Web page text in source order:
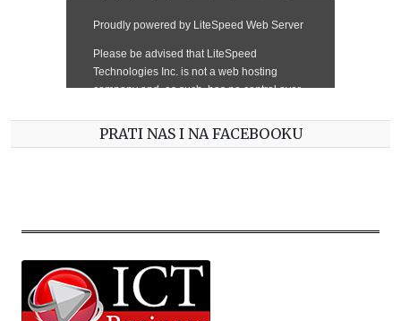
PRATI NAS I NA FACEBOOKU